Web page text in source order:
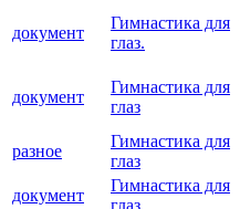
документ
Гимнастика для
глаз.
документ
Гимнастика для
глаз
разное
Гимнастика для
глаз
документ
Гимнастика для